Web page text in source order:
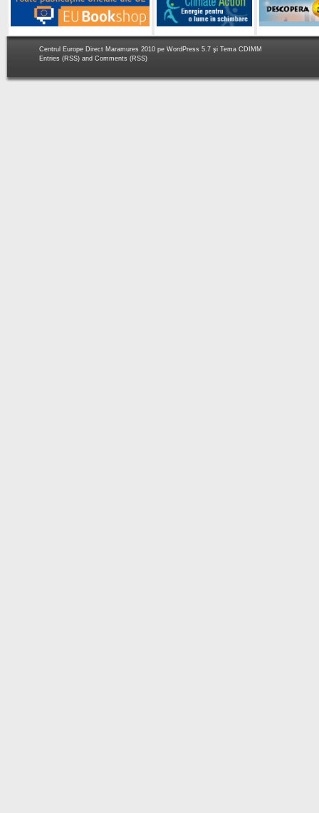
Centrul Europe Direct Maramures 2010 pe WordPress 5.7 şi Tema CDIMM
Entries (RSS) and Comments (RSS)